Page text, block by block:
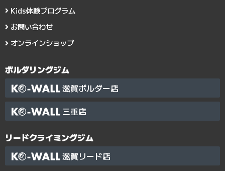
Kids体験プログラム
お問い合わせ
オンラインショップ
ボルダリングジム
滋賀ボルダー店
三重店
リードクライミングジム
滋賀リード店